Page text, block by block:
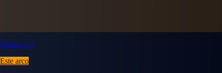
Tomos 1-5
Este arco